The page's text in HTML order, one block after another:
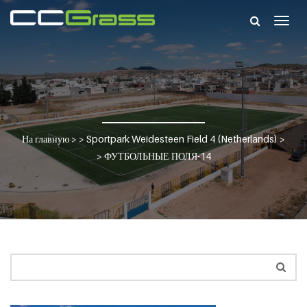
На главную> > Sportpark Weidesteen Field 4 (Netherlands) >
>ФУТБОЛЬНЫЕ ПОЛЯ-14